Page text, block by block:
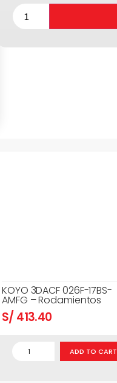
KOYO 3DACF 026F-17BS-
AMFG – Rodamientos
S/ 413.40
ADD TO CART